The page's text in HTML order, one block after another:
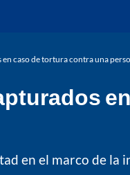
caso de tortura contra una
en el marco de la